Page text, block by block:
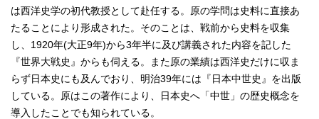
は西洋史学の初代教授として赴任する。原の学問は史料に直接あ
たることにより形成された。そのことは、戦前から史料を収集
し、1920年(大正9年)から3年半に及び講義された内容を記した
『世界大戦史』からも伺える。また原の業績は西洋史だけに収ま
らず日本史にも及んでおり、明治39年には『日本中世史』を出版
している。原はこの著作により、日本史へ「中世」の歴史概念を
導入したことでも知られている。